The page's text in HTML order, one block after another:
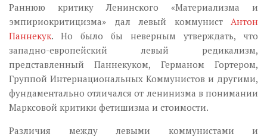
Раннюю критику Ленинского «Материализма и
эмпириокритицизма» дал левый коммунист Антон
Паннекук. Но было бы неверным утверждать, что
западно-европейский левый редикализм,
представленный Паннекуком, Германом Гортером,
Группой Интернациональных Коммунистов и другими,
фундаментально отличался от ленинизма в понимании
Марксовой критики фетишизма и стоимости.
Различия между левыми коммунистами и